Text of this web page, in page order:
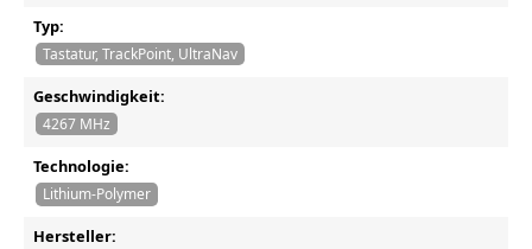
Typ:
Tastatur, TrackPoint, UltraNav
Geschwindigkeit:
4267 MHz
Technologie:
Lithium-Polymer
Hersteller: